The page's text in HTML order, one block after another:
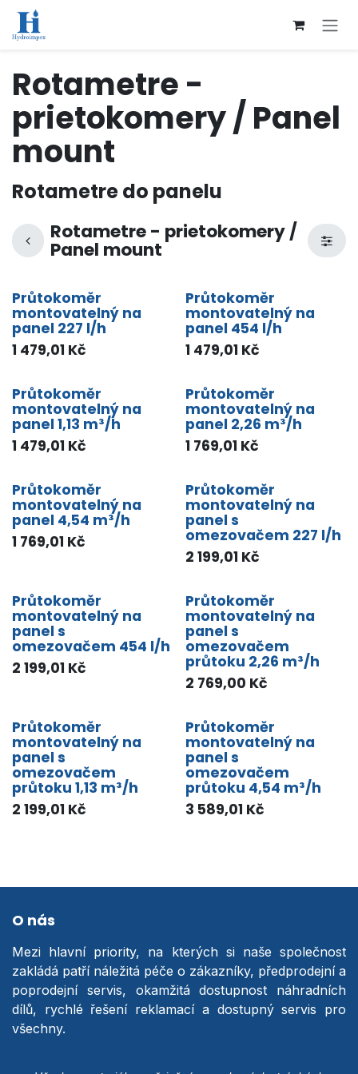
Přejít na obsah
Rotametre -
prietokomery / Panel
mount
Rotametre do panelu
Rotametre - prietokomery /
Panel mount
Průtokoměr
montovatelný na
panel 227 l/h
1 479,01 Kč
Průtokoměr
montovatelný na
panel 454 l/h
1 479,01 Kč
Průtokoměr
montovatelný na
panel 1,13 m³/h
1 479,01 Kč
Průtokoměr
montovatelný na
panel 2,26 m³/h
1 769,01 Kč
Průtokoměr
montovatelný na
panel 4,54 m³/h
1 769,01 Kč
Průtokoměr
montovatelný na
panel s
omezovačem 227 l/h
2 199,01 Kč
Průtokoměr
montovatelný na
panel s
omezovačem 454 l/h
2 199,01 Kč
Průtokoměr
montovatelný na
panel s
omezovačem
průtoku 2,26 m³/h
2 769,00 Kč
Průtokoměr
montovatelný na
panel s
omezovačem
průtoku 1,13 m³/h
2 199,01 Kč
Průtokoměr
montovatelný na
panel s
omezovačem
průtoku 4,54 m³/h
3 589,01 Kč
O nás
Mezi hlavní priority, na kterých si naše společnost
zakládá patří náležitá péče o zákazníky, předprodejní a
poprodejní servis, okamžitá dostupnost náhradních
dílů, rychlé řešení reklamací a dostupný servis pro
všechny.